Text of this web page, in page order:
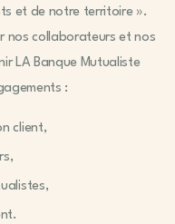
et de notre territoire ».
nos collaborateurs et nos
LA Banque Mutualiste
:
client,